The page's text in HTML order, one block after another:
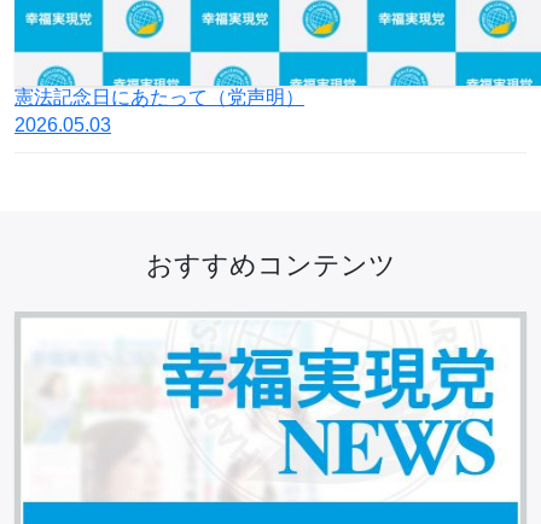
憲法記念日にあたって（党声明）
2026.05.03
おすすめコンテンツ